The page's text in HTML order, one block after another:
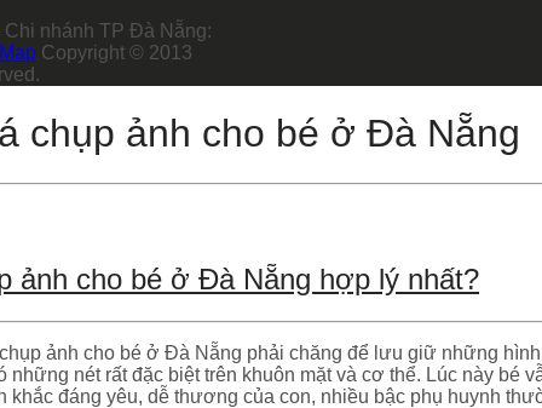
Chi nhánh TP Đà Nẵng:
Map Copyright © 2013
chụp ảnh cho bé ở Đà Nẵng
ảnh cho bé ở Đà Nẵng hợp lý nhất?
ảnh cho bé ở Đà Nẵng phải chăng để lưu giữ những
những nét rất đặc biệt trên khuôn mặt và cơ thể. Lúc này
khắc đáng yêu, dễ thương của con, nhiều bậc phụ huynh